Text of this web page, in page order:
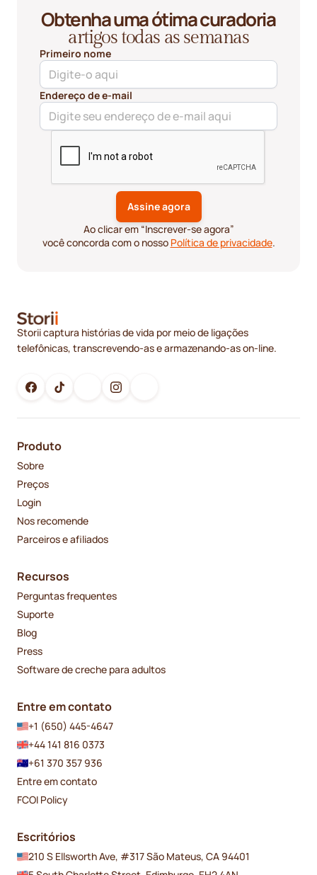
Obtenha uma ótima curadoria
artigos todas as semanas
Primeiro nome
Endereço de e-mail
Ao clicar em “Inscrever-se agora”
você concorda com o nosso Política de privacidade.
Storii captura histórias de vida por meio de ligações
telefônicas, transcrevendo-as e armazenando-as on-line.
Produto
Sobre
Preços
Login
Nos recomende
Parceiros e afiliados
Recursos
Perguntas frequentes
Suporte
Blog
Press
Software de creche para adultos
Entre em contato
+1 (650) 445-4647
+44 141 816 0373
+61 370 357 936
Entre em contato
FCOI Policy
Escritórios
210 S Ellsworth Ave, #317 São Mateus, CA 94401